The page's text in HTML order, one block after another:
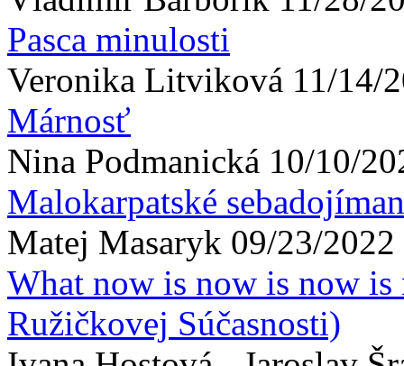
Pasca minulosti
Veronika Litviková 11/14/
Márnosť
Nina Podmanická 10/10/
Malokarpatské
Matej Masaryk 09/23/
What now is now is now
Ružičkovej Súčasnosti)